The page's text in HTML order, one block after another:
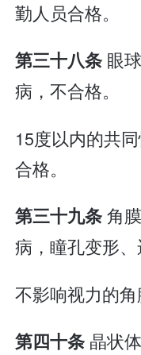
勤人员合格。
第三十八条 眼
病，不合格。
15度以内的共
合格。
第三十九条角
病，瞳孔变形、
不影响视力的角
第四十条 晶状